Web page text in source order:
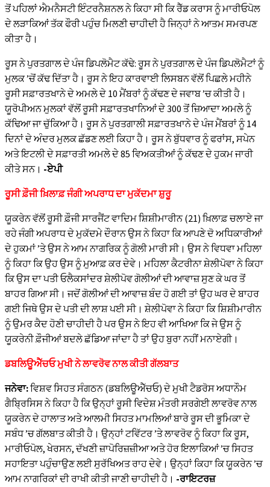
ਤੋਂ ਪਹਿਲਾਂ ਐਮਨੈਸਟੀ ਇੰਟਰਨੈਸ਼ਨਲ ਨੇ ਕਿਹਾ ਸੀ ਕਿ ਰੈੱਡ ਕਰਾਸ ਨੂੰ ਮਾਰੀਓਪੋਲ
ਦੇ ਲੜਾਕਿਆਂ ਤੱਕ ਫੌਰੀ ਪਹੁੰਚ ਮਿਲਣੀ ਚਾਹੀਦੀ ਹੈ ਜਿਨ੍ਹਾਂ ਨੇ ਆਤਮ ਸਮਰਪਣ
ਕੀਤਾ ਹੈ।
ਰੂਸ ਨੇ ਪੁਰਤਗਾਲ ਦੇ ਪੰਜ ਡਿਪਲੋਮੈਟ ਕੱਢੇ: ਰੂਸ ਨੇ ਪੁਰਤਗਾਲ ਦੇ ਪੰਜ ਡਿਪਲੋਮੈਟਾਂ ਨੂੰ
ਮੁਲਕ ’ਚੋਂ ਕੱਢ ਦਿੱਤਾ ਹੈ। ਰੂਸ ਨੇ ਇਹ ਕਾਰਵਾਈ ਲਿਸਬਨ ਵੱਲੋਂ ਪਿਛਲੇ ਮਹੀਨੇ
ਰੂਸੀ ਸਫ਼ਾਰਤਖਾਨੇ ਦੇ ਅਮਲੇ ਦੇ 10 ਮੈਂਬਰਾਂ ਨੂੰ ਕੱਢਣ ਦੇ ਜਵਾਬ ’ਚ ਕੀਤੀ ਹੈ।
ਯੂਰੋਪੀਅਨ ਮੁਲਕਾਂ ਵੱਲੋਂ ਰੂਸੀ ਸਫ਼ਾਰਤਖਾਨਿਆਂ ਦੇ 300 ਤੋਂ ਜ਼ਿਆਦਾ ਅਮਲੇ ਨੂੰ
ਕੱਢਿਆ ਜਾ ਚੁੱਕਿਆ ਹੈ। ਰੂਸ ਨੇ ਪੁਰਤਗਾਲੀ ਸਫ਼ਾਰਤਖਾਨੇ ਦੇ ਪੰਜ ਮੈਂਬਰਾਂ ਨੂੰ 14
ਦਿਨਾਂ ਦੇ ਅੰਦਰ ਮੁਲਕ ਛੱਡਣ ਲਈ ਕਿਹਾ ਹੈ। ਰੂਸ ਨੇ ਬੁੱਧਵਾਰ ਨੂੰ ਫਰਾਂਸ, ਸਪੇਨ
ਅਤੇ ਇਟਲੀ ਦੇ ਸਫ਼ਾਰਤੀ ਅਮਲੇ ਦੇ 85 ਵਿਅਕਤੀਆਂ ਨੂੰ ਕੱਢਣ ਦੇ ਹੁਕਮ ਜਾਰੀ
ਕੀਤੇ ਸਨ। -ਏਪੀ
ਰੂਸੀ ਫ਼ੌਜੀ ਖ਼ਿਲਾਫ਼ ਜੰਗੀ ਅਪਰਾਧ ਦਾ ਮੁਕੱਦਮਾ ਸ਼ੁਰੂ
ਯੂਕਰੇਨ ਵੱਲੋਂ ਰੂਸੀ ਫ਼ੌਜੀ ਸਾਰਜੈਂਟ ਵਾਦਿਮ ਸ਼ਿਸ਼ੀਮਾਰੀਨ (21) ਖ਼ਿਲਾਫ਼ ਚਲਾਏ ਜਾ
ਰਹੇ ਜੰਗੀ ਅਪਰਾਧ ਦੇ ਮੁਕੱਦਮੇ ਦੌਰਾਨ ਉਸ ਨੇ ਕਿਹਾ ਕਿ ਆਪਣੇ ਦੋ ਅਧਿਕਾਰੀਆਂ
ਦੇ ਹੁਕਮਾਂ ’ਤੇ ਉਸ ਨੇ ਆਮ ਨਾਗਰਿਕ ਨੂੰ ਗੋਲੀ ਮਾਰੀ ਸੀ। ਉਸ ਨੇ ਵਿਧਵਾ ਮਹਿਲਾ
ਨੂੰ ਕਿਹਾ ਕਿ ਉਹ ਉਸ ਨੂੰ ਮੁਆਫ਼ ਕਰ ਦੇਵੇ। ਮਹਿਲਾ ਕੈਟਰੀਨਾ ਸ਼ੇਲੀਪੋਵਾ ਨੇ ਕਿਹਾ
ਕਿ ਉਸ ਦਾ ਪਤੀ ਓਲੈਕਸਾਂਦਰ ਸ਼ੇਲੀਪੋਵ ਗੋਲੀਆਂ ਦੀ ਆਵਾਜ਼ ਸੁਣ ਕੇ ਘਰ ਤੋਂ
ਬਾਹਰ ਗਿਆ ਸੀ। ਜਦੋਂ ਗੋਲੀਆਂ ਦੀ ਆਵਾਜ਼ ਬੰਦ ਹੋ ਗਈ ਤਾਂ ਉਹ ਘਰ ਦੇ ਬਾਹਰ
ਗਈ ਜਿਥੇ ਉਸ ਦੇ ਪਤੀ ਦੀ ਲਾਸ਼ ਪਈ ਸੀ। ਸ਼ੇਲੀਪੋਵਾ ਨੇ ਕਿਹਾ ਕਿ ਸ਼ਿਸ਼ੀਮਾਰੀਨ
ਨੂੰ ਉਮਰ ਕੈਦ ਹੋਣੀ ਚਾਹੀਦੀ ਹੈ ਪਰ ਉਸ ਨੇ ਇਹ ਵੀ ਆਖਿਆ ਕਿ ਜੇ ਉਸ ਨੂੰ
ਯੂਕਰੇਨੀ ਫ਼ੌਜੀਆਂ ਬਦਲੇ ਛੱਡਿਆ ਜਾਂਦਾ ਹੈ ਤਾਂ ਉਹ ਬੁਰਾ ਨਹੀਂ ਮਨਾਏਗੀ।
ਡਬਲਿਊਐੱਚਓ ਮੁਖੀ ਨੇ ਲਾਵਰੋਵ ਨਾਲ ਕੀਤੀ ਗੱਲਬਾਤ
ਜਨੇਵਾ:ਵਿਸ਼ਵ ਸਿਹਤ ਸੰਗਠਨ (ਡਬਲਿਊਐੱਚਓ) ਦੇ ਮੁਖੀ ਟੈਡਰੋਸ ਅਧਾਨੌਮ
ਗੈਬ੍ਰਿਸਿਸ ਨੇ ਕਿਹਾ ਹੈ ਕਿ ਉਨ੍ਹਾਂ ਰੂਸੀ ਵਿਦੇਸ਼ ਮੰਤਰੀ ਸਰਗੇਈ ਲਾਵਰੋਵ ਨਾਲ
ਯੂਕਰੇਨ ਦੇ ਹਾਲਾਤ ਅਤੇ ਆਲਮੀ ਸਿਹਤ ਮਾਮਲਿਆਂ ਬਾਰੇ ਰੂਸ ਦੀ ਭੂਮਿਕਾ ਦੇ
ਸਬੰਧ ’ਚ ਗੱਲਬਾਤ ਕੀਤੀ ਹੈ। ਉਨ੍ਹਾਂ ਟਵਿੱਟਰ ’ਤੇ ਲਾਵਰੋਵ ਨੂੰ ਕਿਹਾ ਕਿ ਰੂਸ,
ਮਾਰੀਓਪੋਲ, ਖੇਰਸਨ, ਦੱਖਣੀ ਜ਼ਾਪੋਰਿਜ਼ਜ਼ੀਆ ਅਤੇ ਹੋਰ ਇਲਾਕਿਆਂ ’ਚ ਸਿਹਤ
ਸਹਾਇਤਾ ਪਹੁੰਚਾਉਣ ਲਈ ਸੁਰੱਖਿਅਤ ਰਾਹ ਦੇਵੇ। ਉਨ੍ਹਾਂ ਕਿਹਾ ਕਿ ਯੂਕਰੇਨ ’ਚ
ਆਮ ਨਾਗਰਿਕਾਂ ਦੀ ਰਾਖੀ ਕੀਤੀ ਜਾਣੀ ਚਾਹੀਦੀ ਹੈ। -ਰਾਇਟਰਜ਼